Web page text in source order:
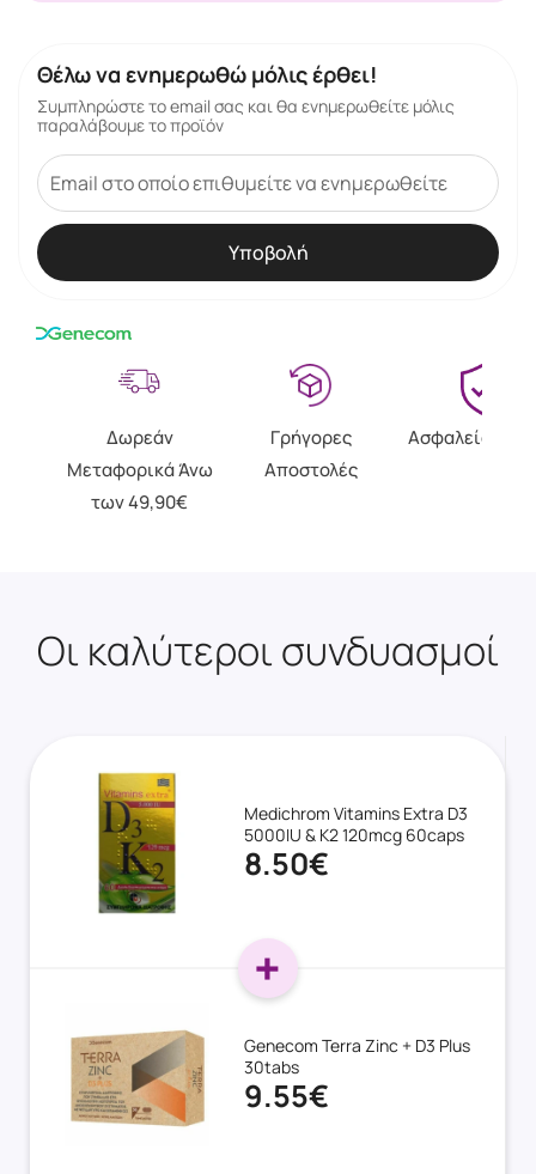
Θέλω να ενημερωθώ μόλις έρθει!
Συμπληρώστε το email σας και θα ενημερωθείτε μόλις
παραλάβουμε το προϊόν
Υποβολή
Δωρεάν
Μεταφορικά Άνω
των 49,90€
Γρήγορες
Αποστολές
Ασφαλείς
Οι καλύτεροι συνδυασμοί
Medichrom Vitamins Extra D3
5000IU & K2 120mcg 60caps
8.50€
Genecom Terra Zinc + D3 Plus
30tabs
9.55€